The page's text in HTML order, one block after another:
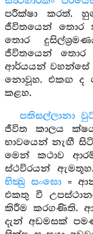
පරීක්ෂා කරත්.
ජීවිතයෙන් තොර
තොර
ජීවිතයෙන් තොර
ආර්යයන් වහන්සේ
නොවූහ. එකඟ ද
කළහ.
පතිසල්ලානා
ජීවිත කාලය
භාවයෙන් නැඟී
මෙන් කථාව
ස්ථවිරයන්
භික්‍ඛු සංඝො=
එකතු වී
කිරීම කරගණිති.
දැන් අඩමසක්